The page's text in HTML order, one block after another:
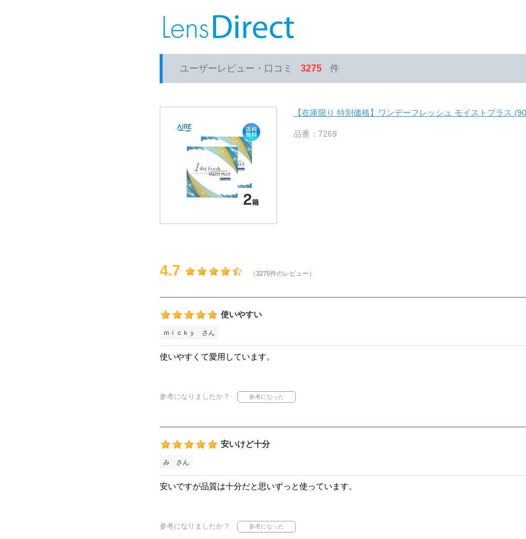
ユーザーレビュー・口コミ 3275 件
【在庫限り 特別価格】ワンデーフレッシュ モイストプラス
品番：7269
4.7 （3275件のレビュー）
使いやすい
ｍｉｃｋｙ さん
使いやすくて愛用しています。
参考になりましたか？
安いけど十分
み さん
安いですが品質は十分だと思いずっと使っています。
参考になりましたか？